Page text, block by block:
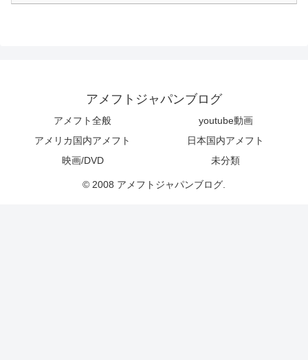
アメフトジャパンブログ
アメフト全般
youtube動画
アメリカ国内アメフト
日本国内アメフト
映画/DVD
未分類
© 2008 アメフトジャパンブログ.